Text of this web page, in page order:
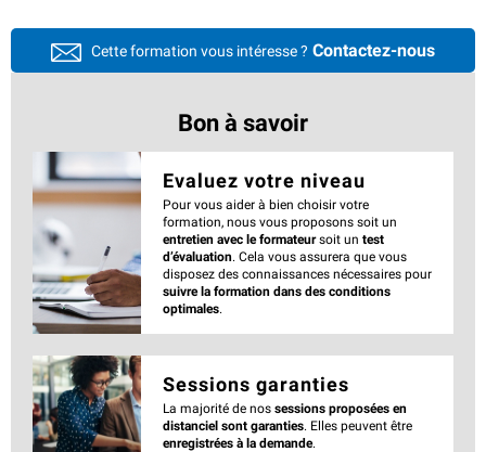
Cette formation vous intéresse ? Contactez-nous
Bon à savoir
Evaluez votre niveau
Pour vous aider à bien choisir votre
formation, nous vous proposons soit un
entretien avec le formateursoit un test
d’évaluation. Cela vous assurera que vous
disposez des connaissances nécessaires pour
suivre la formation dans des conditions
optimales.
Sessions garanties
La majorité de nos sessions proposées en
distanciel sont garanties. Elles peuvent être
enregistrées à la demande.